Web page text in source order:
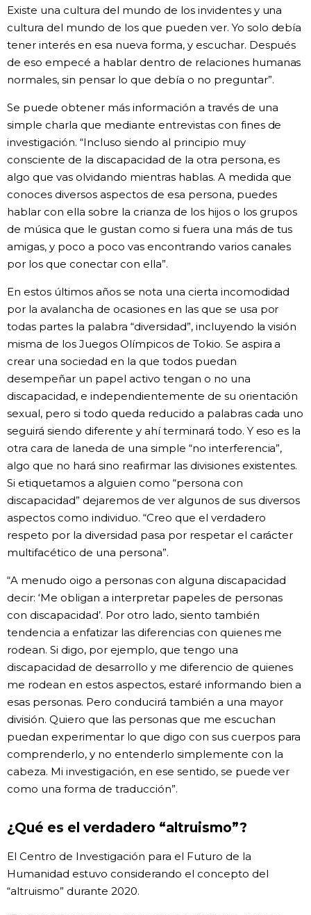
Existe una cultura del mundo de los invidentes y una
cultura del mundo de los que pueden ver. Yo solo debía
tener interés en esa nueva forma, y escuchar. Después
de eso empecé a hablar dentro de relaciones humanas
normales, sin pensar lo que debía o no preguntar”.
Se puede obtener más información a través de una
simple charla que mediante entrevistas con fines de
investigación. “Incluso siendo al principio muy
consciente de la discapacidad de la otra persona, es
algo que vas olvidando mientras hablas. A medida que
conoces diversos aspectos de esa persona, puedes
hablar con ella sobre la crianza de los hijos o los grupos
de música que le gustan como si fuera una más de tus
amigas, y poco a poco vas encontrando varios canales
por los que conectar con ella”.
En estos últimos años se nota una cierta incomodidad
por la avalancha de ocasiones en las que se usa por
todas partes la palabra “diversidad”, incluyendo la visión
misma de los Juegos Olímpicos de Tokio. Se aspira a
crear una sociedad en la que todos puedan
desempeñar un papel activo tengan o no una
discapacidad, e independientemente de su orientación
sexual, pero si todo queda reducido a palabras cada uno
seguirá siendo diferente y ahí terminará todo. Y eso es la
otra cara de laneda de una simple “no interferencia”,
algo que no hará sino reafirmar las divisiones existentes.
Si etiquetamos a alguien como “persona con
discapacidad” dejaremos de ver algunos de sus diversos
aspectos como individuo. “Creo que el verdadero
respeto por la diversidad pasa por respetar el carácter
multifacético de una persona”.
“A menudo oigo a personas con alguna discapacidad
decir: ‘Me obligan a interpretar papeles de personas
con discapacidad’. Por otro lado, siento también
tendencia a enfatizar las diferencias con quienes me
rodean. Si digo, por ejemplo, que tengo una
discapacidad de desarrollo y me diferencio de quienes
me rodean en estos aspectos, estaré informando bien a
esas personas. Pero conducirá también a una mayor
división. Quiero que las personas que me escuchan
puedan experimentar lo que digo con sus cuerpos para
comprenderlo, y no entenderlo simplemente con la
cabeza. Mi investigación, en ese sentido, se puede ver
como una forma de traducción”.
¿Qué es el verdadero “altruismo”?
El Centro de Investigación para el Futuro de la
Humanidad estuvo considerando el concepto del
“altruismo” durante 2020.